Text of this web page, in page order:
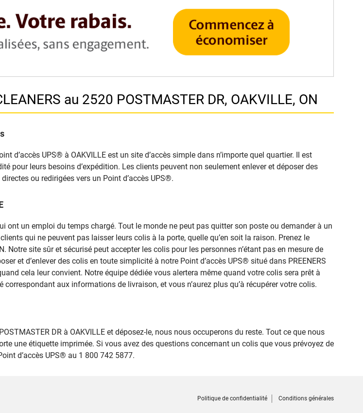
au 2520 POSTMASTER DR, OAKVILLE, ON
d’accès UPS® à OAKVILLE est un site d’accès simple dans n’importe quel quartier. Il est
pour leurs besoins d’expédition. Les clients peuvent non seulement enlever et déposer des
ou redirigées vers un Point d’accès UPS®.
ont un emploi du temps chargé. Tout le monde ne peut pas quitter son poste ou demander à un
qui ne peuvent pas laisser leurs colis à la porte, quelle qu’en soit la raison. Prenez le
Notre site sûr et sécurisé peut accepter les colis pour les personnes n’étant pas en mesure de
et d’enlever des colis en toute simplicité à notre Point d’accès UPS® situé dans PREENERS
cela leur convient. Notre équipe dédiée vous alertera même quand votre colis sera prêt à
aux informations de livraison, et vous n’aurez plus qu’à récupérer votre colis.
DR à OAKVILLE et déposez-le, nous nous occuperons du reste. Tout ce que nous
une étiquette imprimée. Si vous avez des questions concernant un colis que vous prévoyez de
d’accès UPS® au 1 800 742 5877.
Politique de confidentialité Conditions générales